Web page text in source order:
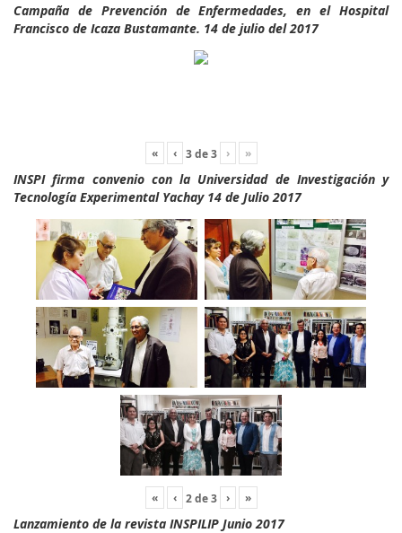
Campaña de Prevención de Enfermedades, en el Hospital
Francisco de Icaza Bustamante. 14 de julio del 2017
« ‹ 3de3 › »
INSPI firma convenio con la Universidad de Investigación y
Tecnología Experimental Yachay 14 de Julio 2017
« ‹ 2de3 › »
Lanzamiento de la revista INSPILIP Junio 2017